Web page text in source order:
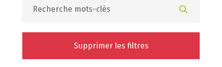
Supprimer les filtres